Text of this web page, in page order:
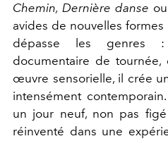
Chemin, Dernière danse ou
avides de nouvelles
dépasse les genres
documentaire de
œuvre sensorielle, il crée
intensément contemporain.
un jour neuf, non pas
réinventé dans une